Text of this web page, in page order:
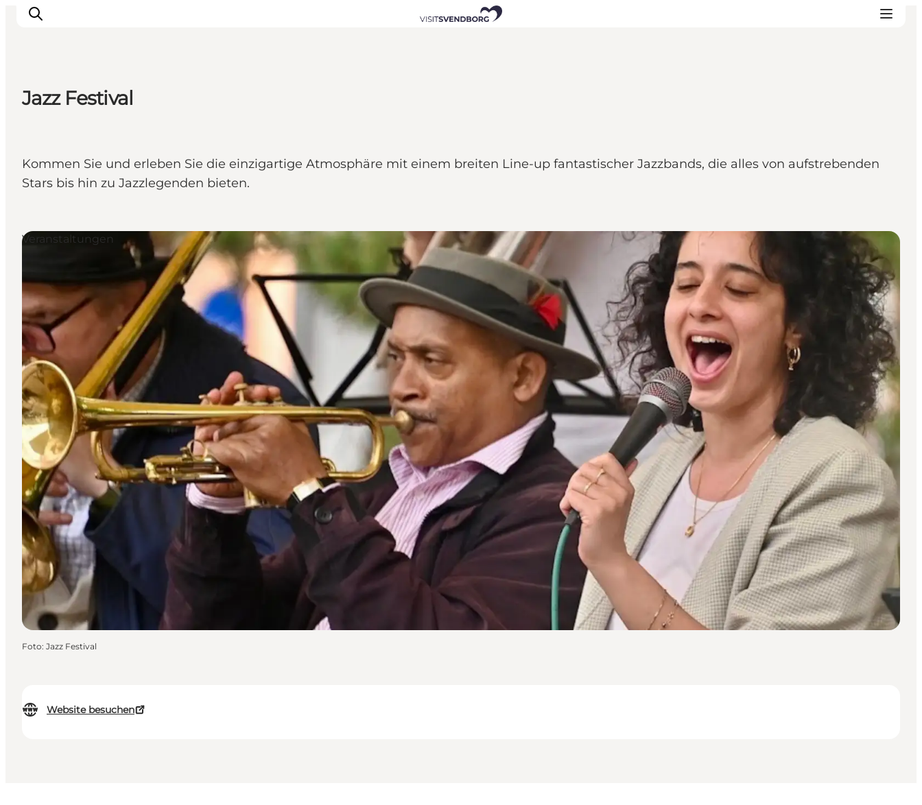
Shopping in Svendborg
Übernachtung
Den Urlaub planen
Jazz Festival
Kommen Sie und erleben Sie die einzigartige Atmosphäre mit einem breiten Line-up fantastischer Jazzbands, die alles von aufstrebenden
Stars bis hin zu Jazzlegenden bieten.
Website besuchen
Veranstaltungen
Foto: Jazz Festival